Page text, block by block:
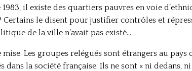
1983, il existe des quartiers pauvres en voie
Certains le disent pour justifier contrôles et
de la ville n’avait pas existé…
mise. Les groupes relégués sont étrangers au
dans la société française. Ils ne sont « ni dedans,